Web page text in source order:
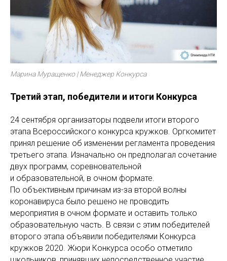
Марина Муращенко | Менеджер Конкурса
Третий этап, победители и итоги Конкурса
24 сентября организаторы подвели итоги второго
этапа Всероссийского конкурса кружков. Оргкомитет
принял решение об изменении регламента проведения
третьего этапа. Изначально он предполагал сочетание
двух программ, соревновательной
и образовательной, в очном формате.
По объективным причинам из-за второй волны
коронавируса было решено не проводить
мероприятия в очном формате и оставить только
образовательную часть. В связи с этим победителей
второго этапа объявили победителями Конкурса
кружков 2020. Жюри Конкурса особо отметило